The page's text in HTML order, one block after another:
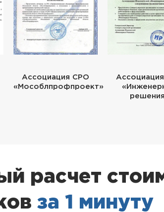
Ассоциация СРО
«Мособлпрофпроект»
расчет
за 1 минуту